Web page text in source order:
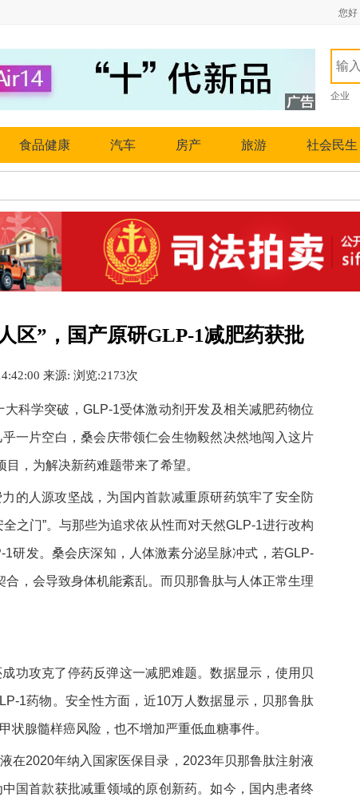
您好
企业
食品健康 汽车 房产 旅游 社会民生
区”，国产原研GLP-1减肥药获批
来源: 浏览:2173次
科学突破，GLP-1受体激动剂开发及相关减肥药物位
一片空白 ，桑会庆带领仁会生物毅然决然地闯入这片
，为解决新药难题带来了希望。
的人源攻坚战，为国内首款减重原研药筑牢了安全防
之门”。与那些为追求依从性而对天然GLP-1进行改构
研发。桑会庆深知，人体激素分泌呈脉冲式，若GLP-
，会导致身体机能紊乱。而贝那鲁肽与人体正常生理
功攻克了停药反弹这一减肥难题。数据显示，使用贝
1药物。安全性方面，近10万人数据显示，贝那鲁肽
状腺髓样癌风险，也不增加严重低血糖事件。
在2020年纳入国家医保目录，2023年贝那鲁肽注射液
国首款获批减重领域的原创新药。如今，国内患者终